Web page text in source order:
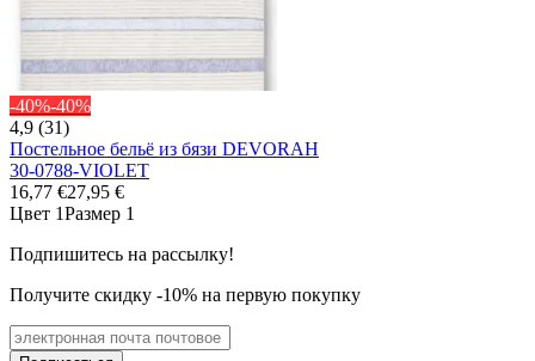
-40%-40%
4,9 (31)
Постельное бельё из бязи DEVORAH
30-0788-VIOLET
16,77 €27,95 €
Цвет 1Размер 1
Подпишитесь на рассылку!
Получите скидку -10% на первую покупку